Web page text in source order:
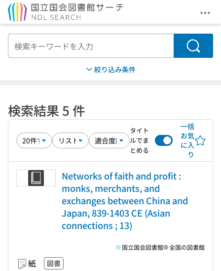
メ
検索
絞り込み条件
検索結果 5 件
タイト
ルでま
とめる
一括
お気
に入
り
Networks of faith and profit :
monks, merchants, and
exchanges between China and
Japan, 839-1403 CE (Asian
connections ; 13)
紙 図書
国立国会図書館 全国の図書館